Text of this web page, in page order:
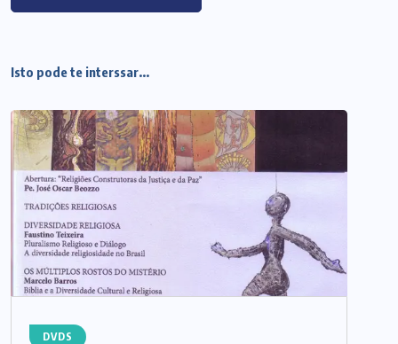
Isto pode te interssar...
DVDS